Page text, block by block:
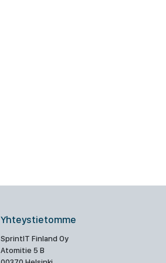
Yhteystietomme
SprintIT Finland Oy
Atomitie 5 B